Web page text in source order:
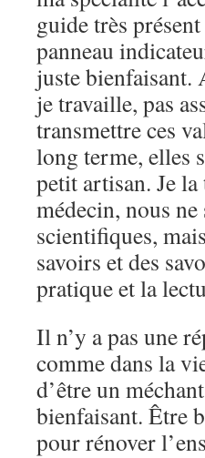
guide très
panneau
juste bienfaisant.
je travaille, pas
transmettre ces
long terme, elles
petit artisan. Je
médecin, nous ne
scientifiques,
savoirs et des
pratique et la
Il n’y a pas une
comme dans la
d’être un
bienfaisant. Être
pour rénover